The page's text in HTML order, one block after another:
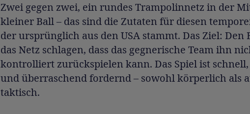
Zwei gegen zwei, ein rundes Trampolinnetz in der
kleiner Ball – das sind die Zutaten für diesen
der ursprünglich aus den USA stammt. Das Ziel: Den
das Netz schlagen, dass das gegnerische Team ihn
kontrolliert zurückspielen kann. Das Spiel ist
und überraschend fordernd – sowohl körperlich als
taktisch.